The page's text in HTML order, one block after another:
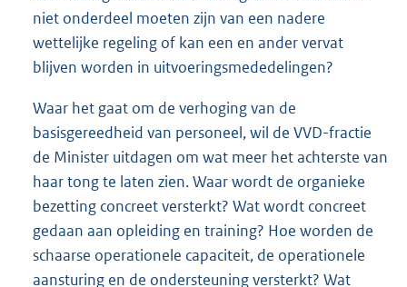
niet onderdeel moeten zijn van een nadere
wettelijke regeling of kan een en ander vervat
blijven worden in uitvoeringsmededelingen?
Waar het gaat om de verhoging van de
basisgereedheid van personeel, wil de VVD-fractie
de Minister uitdagen om wat meer het achterste van
haar tong te laten zien. Waar wordt de organieke
bezetting concreet versterkt? Wat wordt concreet
gedaan aan opleiding en training? Hoe worden de
schaarse operationele capaciteit, de operationele
aansturing en de ondersteuning versterkt? Wat